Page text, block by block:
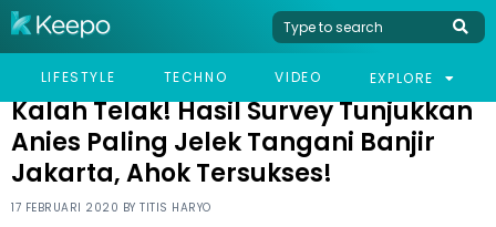
LIFESTYLE TECHNO VIDEO EXPLORE
HOME NEWS
KALAH TELAK! HASIL SURVEY TUNJUKKAN ANIES PALING JELEK
Kalah Telak! Hasil Survey Tunjukkan
Anies Paling Jelek Tangani Banjir
Jakarta, Ahok Tersukses!
17 FEBRUARI 2020 BY TITIS HARYO